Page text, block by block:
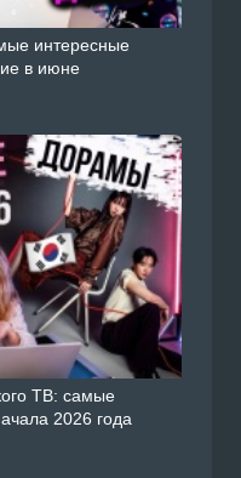
интересные
в июне
ТВ: самые
2026 года